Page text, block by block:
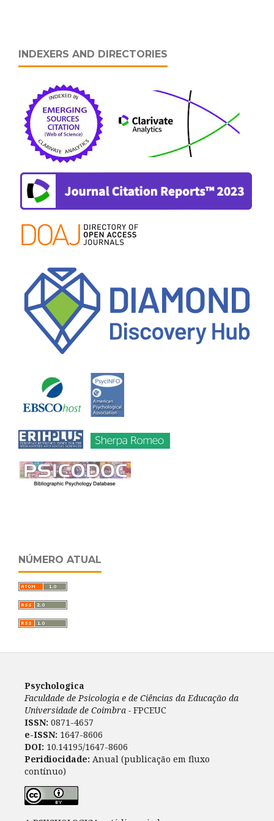
INDEXERS AND DIRECTORIES
NÚMERO ATUAL
Psychologica
Faculdade de Psicologia e de Ciências da Educação da
Universidade de Coimbra - FPCEUC
ISSN: 0871-4657
e-ISSN: 1647-8606
DOI: 10.14195/1647-8606
Peridiocidade: Anual (publicação em fluxo
contínuo)